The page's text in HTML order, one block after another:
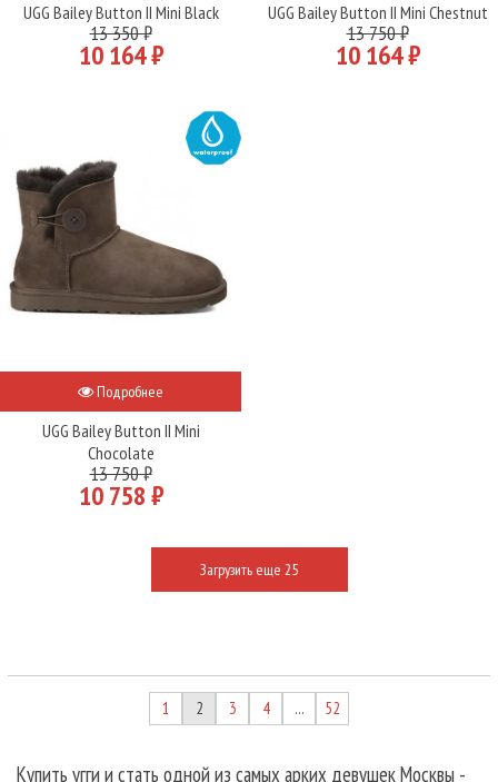
UGG Bailey Button II Mini Black
13 350 ₽
10 164 ₽
UGG Bailey Button II Mini Chestnut
13 750 ₽
10 164 ₽
WATER
Подробнее
UGG Bailey Button II Mini
Chocolate
13 750 ₽
10 758 ₽
Загрузить еще 25
1 2 3 4 … 52
Купить угги и стать одной из самых арких девушек Москвы -